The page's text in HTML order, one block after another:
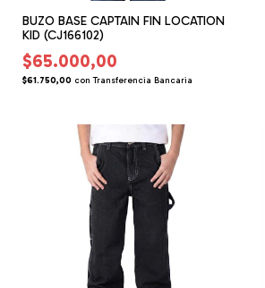
BUZO BASE CAPTAIN FIN LOCATION
KID (CJ166102)
$65.000,00
$61.750,00 con Transferencia Bancaria